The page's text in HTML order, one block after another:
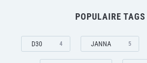
POPULAIRE TAGS
D30 4 JANNA 5